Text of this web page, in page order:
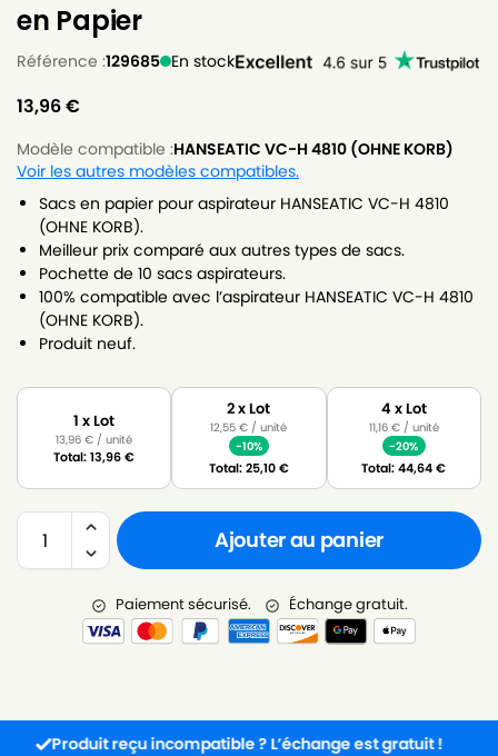
en Papier
Référence :129685 En stock
13,96€
Modèle compatible :HANSEATIC VC-H 4810 (OHNE KORB)
Voir les autres modèles compatibles.
Sacs en papier pour aspirateur HANSEATIC VC-H 4810
(OHNE KORB).
Meilleur prix comparé aux autres types de sacs.
Pochette de 10 sacs aspirateurs.
100% compatible avec l’aspirateur HANSEATIC VC-H 4810
(OHNE KORB).
Produit neuf.
1 x Lot
13,96€ / unité
Total:13,96€
2 x Lot
12,55€ / unité
-10%
Total:25,10€
4 x Lot
11,16 €/ unité
-20%
Total:44,64€
Ajouter au panier
Paiement sécurisé. Échange gratuit.
Produit reçu incompatible ? L’échange est gratuit !